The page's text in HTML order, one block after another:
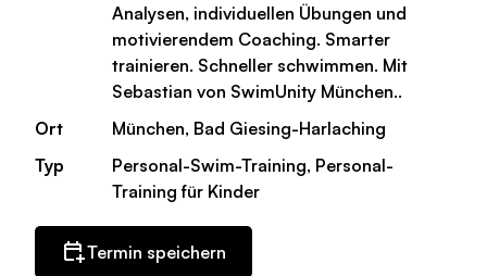
Analysen, individuellen Übungen und
motivierendem Coaching. Smarter
trainieren. Schneller schwimmen. Mit
Sebastian von SwimUnity München..
Ort
München, Bad Giesing-Harlaching
Typ
Personal-Swim-Training, Personal-
Training für Kinder
Termin speichern